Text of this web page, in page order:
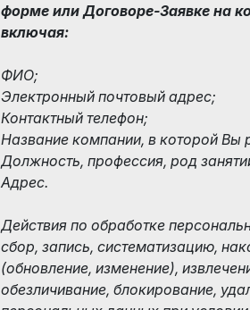
форме или Договоре-Заявке на
включая:
ФИО;
Электронный почтовый адрес;
Контактный телефон;
Название компании, в которой Вы
Должность, профессия, род
Адрес.
Действия по обработке
сбор, запись, систематизацию,
(обновление, изменение),
обезличивание, блокирование,